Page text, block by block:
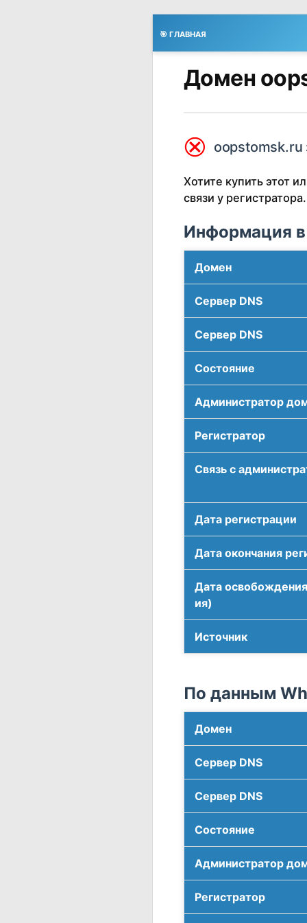
🎯 ГЛАВНАЯ
Домен
⮿ oopstomsk.ru
Хотите купить этот
связи у регистратора.
Информация в
Домен
Сервер DNS
Сервер DNS
Соcтояние
Администратор
Регистратор
Связь с
Дата регистрации
Дата окончания
Дата
ия)
Источник
По данным
Домен
Сервер DNS
Сервер DNS
Соcтояние
Администратор
Регистратор